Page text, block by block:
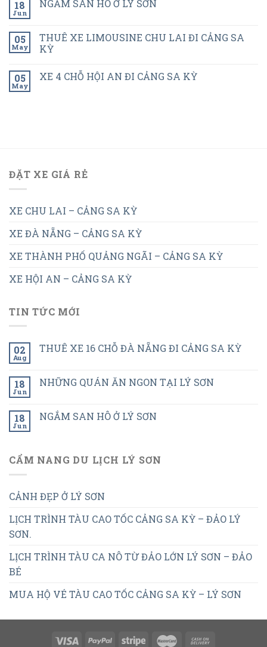
18
Jun
NGẮM SAN HÔ Ở LÝ SƠN
05
May
THUÊ XE LIMOUSINE CHU LAI ĐI CẢNG SA
KỲ
05
May
XE 4 CHỖ HỘI AN ĐI CẢNG SA KỲ
ĐẶT XE GIÁ RẺ
XE CHU LAI – CẢNG SA KỲ
XE ĐÀ NẴNG – CẢNG SA KỲ
XE THÀNH PHỐ QUẢNG NGÃI – CẢNG SA KỲ
XE HỘI AN – CẢNG SA KỲ
TIN TỨC MỚI
02
Aug
THUÊ XE 16 CHỖ ĐÀ NẴNG ĐI CẢNG SA KỲ
18
Jun
NHỮNG QUÁN ĂN NGON TẠI LÝ SƠN
18
Jun
NGẮM SAN HÔ Ở LÝ SƠN
CẨM NANG DU LỊCH LÝ SƠN
CẢNH ĐẸP Ở LÝ SƠN
LỊCH TRÌNH TÀU CAO TỐC CẢNG SA KỲ – ĐẢO LÝ
SƠN.
LỊCH TRÌNH TÀU CA NÔ TỪ ĐẢO LỚN LÝ SƠN – ĐẢO
BÉ
MUA HỘ VÉ TÀU CAO TỐC CẢNG SA KỲ – LÝ SƠN